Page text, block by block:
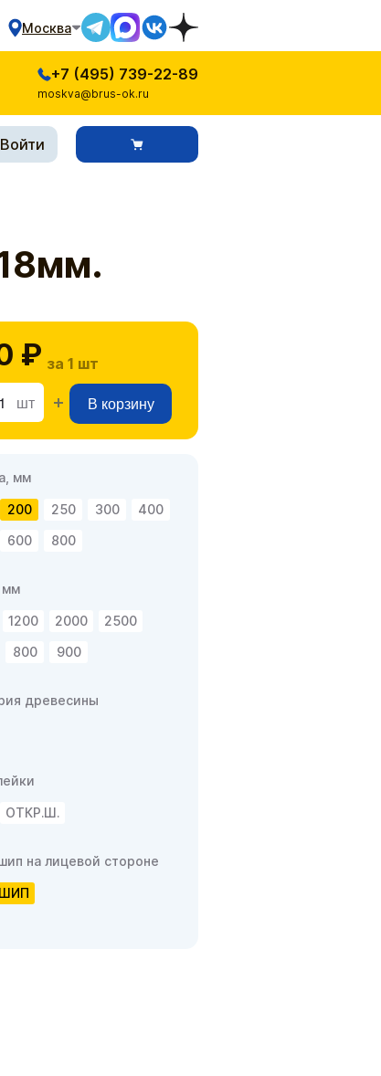
Москва
+7 (495) 739-22-89
moskva@brus-ok.ru
Войти
₽ за 1 шт
шт В корзину
мм
200 250 300
400
600 800
мм
1200 2000
2500
800 900
древесины
ОТКР.Ш.
на лицевой стороне